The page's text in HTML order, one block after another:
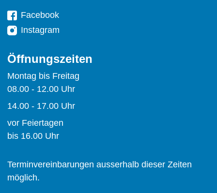
Facebook
Instagram
Öffnungszeiten
Montag bis Freitag
08.00 - 12.00 Uhr
14.00 - 17.00 Uhr
vor Feiertagen
bis 16.00 Uhr
Terminvereinbarungen ausserhalb dieser Zeiten
möglich.